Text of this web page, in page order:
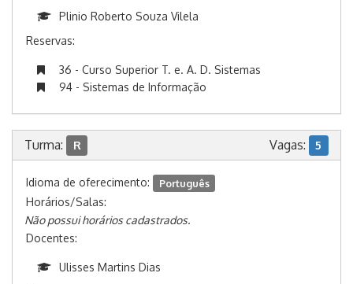
Plinio Roberto Souza Vilela
Reservas:
36 - Curso Superior T. e. A. D. Sistemas
94 - Sistemas de Informação
Turma: R Vagas: 5
Idioma de oferecimento: Português
Horários/Salas:
Não possui horários cadastrados.
Docentes:
Ulisses Martins Dias